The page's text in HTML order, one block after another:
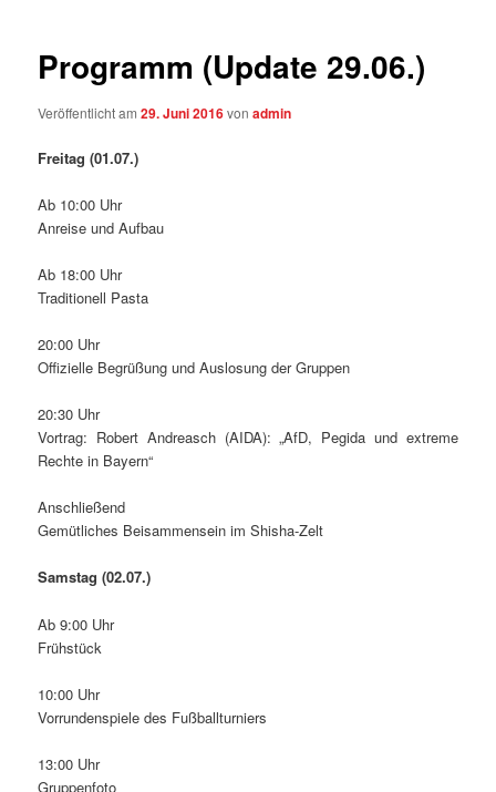
Programm (Update 29.06.)
Veröffentlicht am29. Juni 2016vonadmin
Freitag (01.07.)
Ab 10:00 Uhr
Anreise und Aufbau
Ab 18:00 Uhr
Traditionell Pasta
20:00 Uhr
Offizielle Begrüßung und Auslosung der Gruppen
20:30 Uhr
Vortrag: Robert Andreasch (AIDA): „AfD, Pegida und extreme
Rechte in Bayern“
Anschließend
Gemütliches Beisammensein im Shisha-Zelt
Samstag (02.07.)
Ab 9:00 Uhr
Frühstück
10:00 Uhr
Vorrundenspiele des Fußballturniers
13:00 Uhr
Gruppenfoto